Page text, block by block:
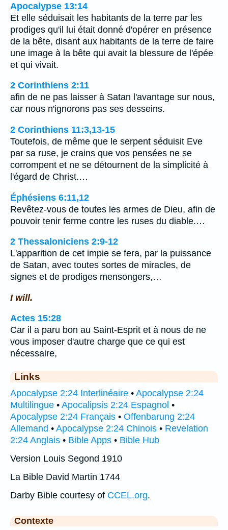
Apocalypse 13:14
Et elle séduisait les habitants de la terre par les
prodiges qu'il lui était donné d'opérer en présence
de la bête, disant aux habitants de la terre de faire
une image à la bête qui avait la blessure de l'épée
et qui vivait.
2 Corinthiens 2:11
afin de ne pas laisser à Satan l'avantage sur nous,
car nous n'ignorons pas ses desseins.
2 Corinthiens 11:3,13-15
Toutefois, de même que le serpent séduisit Eve
par sa ruse, je crains que vos pensées ne se
corrompent et ne se détournent de la simplicité à
l'égard de Christ.…
Éphésiens 6:11,12
Revêtez-vous de toutes les armes de Dieu, afin de
pouvoir tenir ferme contre les ruses du diable.…
2 Thessaloniciens 2:9-12
L'apparition de cet impie se fera, par la puissance
de Satan, avec toutes sortes de miracles, de
signes et de prodiges mensongers,…
I will.
Actes 15:28
Car il a paru bon au Saint-Esprit et à nous de ne
vous imposer d'autre charge que ce qui est
nécessaire,
Links
Apocalypse 2:24 Interlinéaire • Apocalypse 2:24
Multilingue • Apocalipsis 2:24 Espagnol •
Apocalypse 2:24 Français • Offenbarung 2:24
Allemand • Apocalypse 2:24 Chinois • Revelation
2:24 Anglais • Bible Apps • Bible Hub
Version Louis Segond 1910
La Bible David Martin 1744
Darby Bible courtesy of CCEL.org.
Contexte